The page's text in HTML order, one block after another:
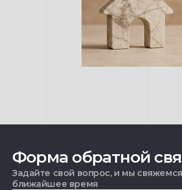
Форма обратной
Задайте свой вопрос, и мы
ближайшее время